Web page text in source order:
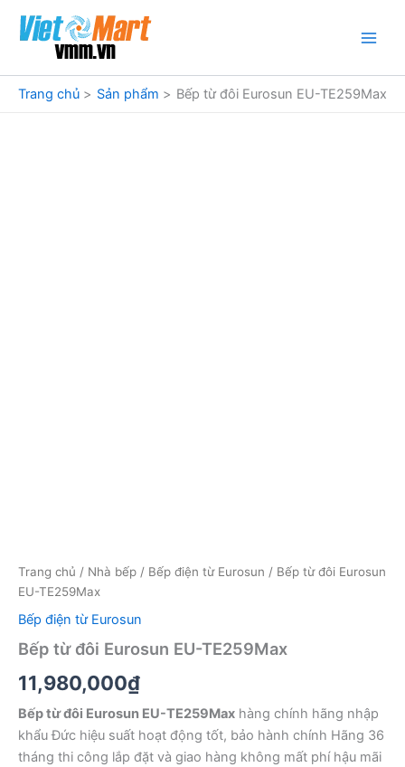
dung
Trang chủ
Sản phẩm Bếp từ đôi Eurosun EU-TE259Max
Trang chủ / Nhà bếp / Bếp điện từ Eurosun / Bếp từ đôi Eurosun
EU-TE259Max
Bếp điện từ Eurosun
Bếp từ đôi Eurosun EU-TE259Max
11,980,000₫
Bếp từ đôi Eurosun EU-TE259Max hàng chính hãng nhập
khẩu Đức hiệu suất hoạt động tốt, bảo hành chính Hãng 36
tháng thi công lắp đặt và giao hàng không mất phí hậu mãi